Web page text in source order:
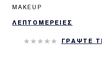
MAKEUP
ΛΕΠΤΟΜΕΡΕΙΕΣ
ΓΡΑΨΤΕ